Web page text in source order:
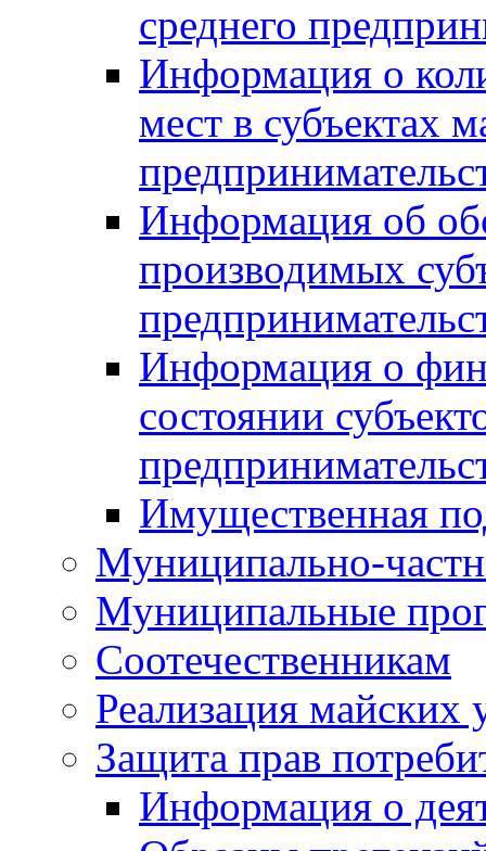
среднего
Информация о
мест в субъектах
Информация об
производимых
Информация о
состоянии
Имущественная
Муниципально-
Муниципальные
Соотечественникам
Реализация майских
Защита прав
Информация о